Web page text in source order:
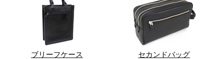
ブリーフケース セカンドバッグ